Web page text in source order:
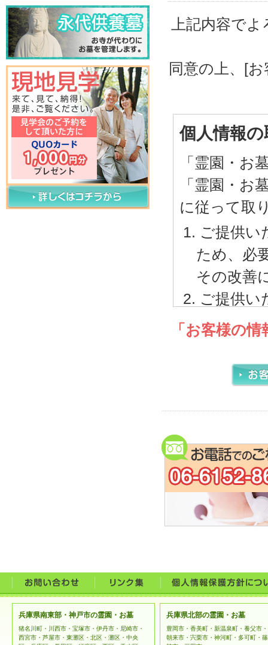
上記内容で
同意の上、[
個人情報
「霊園・お
「霊園・お
に従って取
ご提供い
ため、必
その改善
ご提供い
内で取り
ご本
サー
電話
報に関
お問合
なお、
に利
ご提供い
開示の要
提供する
上記例外
「お客様の
兵庫県南東部・神戸市の霊園・お墓
猪名川町・川西市・宝塚市・伊丹市・尼崎市・
西宮市・芦屋市・東灘区・北区・灘区・中央
兵庫県北部の霊園・お墓
豊岡市・香美町・新温泉町・養父市
朝来市・宍栗市・神河町・多可町・